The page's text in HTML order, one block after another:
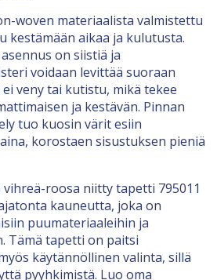
woven materiaalista valmistettu
kestämään aikaa ja kulutusta.
on siistiä ja
voidaan levittää suoraan
veny tai kutistu, mikä tekee
ja kestävän. Pinnan
tuo kuosin värit esiin
korostaen sisustuksen pieniä
roosa niitty tapetti 795011
kauneutta, joka on
puumateriaaleihin ja
Tämä tapetti on paitsi
käytännöllinen valinta, sillä
pyyhkimistä. Luo oma